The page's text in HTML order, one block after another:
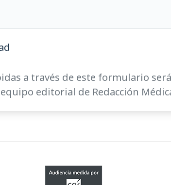
a través de este formulario
editorial de Redacción